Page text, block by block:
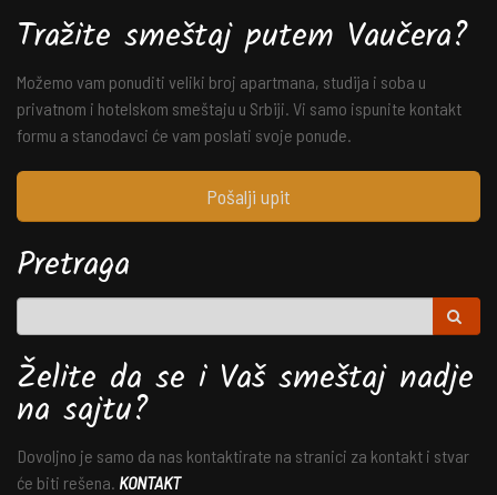
Tražite smeštaj putem Vaučera?
Možemo vam ponuditi veliki broj apartmana, studija i soba u
privatnom i hotelskom smeštaju u Srbiji. Vi samo ispunite kontakt
formu a stanodavci će vam poslati svoje ponude.
Pošalji upit
Pretraga
Želite da se i Vaš smeštaj nadje
na sajtu?
Dovoljno je samo da nas kontaktirate na stranici za kontakt i stvar
će biti rešena. KONTAKT